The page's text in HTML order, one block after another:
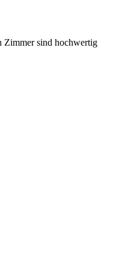
Zimmer sind hochwertig